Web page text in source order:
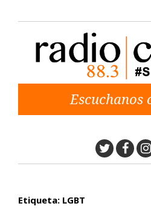
Escuchanos
Twitter
Etiqueta: LGBT